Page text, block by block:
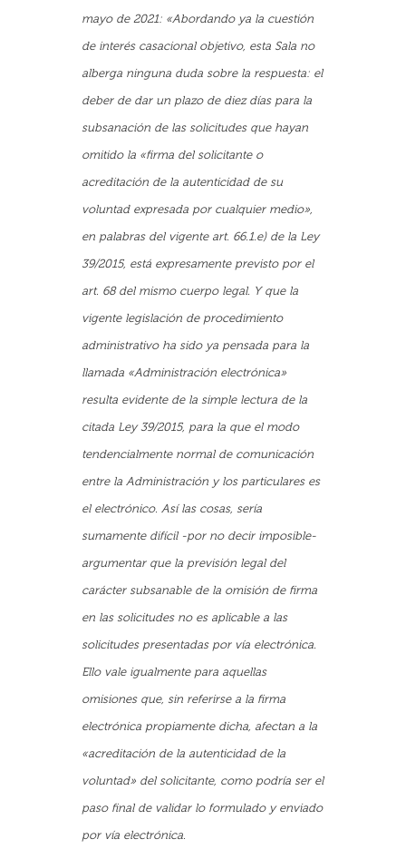
mayo de 2021: «Abordando ya la cuestión
de interés casacional objetivo, esta Sala no
alberga ninguna duda sobre la respuesta: el
deber de dar un plazo de diez días para la
subsanación de las solicitudes que hayan
omitido la «firma del solicitante o
acreditación de la autenticidad de su
voluntad expresada por cualquier medio»,
en palabras del vigente art. 66.1.e) de la Ley
39/2015, está expresamente previsto por el
art. 68 del mismo cuerpo legal. Y que la
vigente legislación de procedimiento
administrativo ha sido ya pensada para la
llamada «Administración electrónica»
resulta evidente de la simple lectura de la
citada Ley 39/2015, para la que el modo
tendencialmente normal de comunicación
entre la Administración y los particulares es
el electrónico. Así las cosas, sería
sumamente difícil -por no decir imposible-
argumentar que la previsión legal del
carácter subsanable de la omisión de firma
en las solicitudes no es aplicable a las
solicitudes presentadas por vía electrónica.
Ello vale igualmente para aquellas
omisiones que, sin referirse a la firma
electrónica propiamente dicha, afectan a la
«acreditación de la autenticidad de la
voluntad» del solicitante, como podría ser el
paso final de validar lo formulado y enviado
por vía electrónica.